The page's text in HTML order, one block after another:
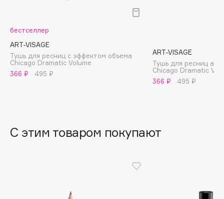
Babor
Baffy
Balmain Hair Couture
ЭКСКЛЮЗИВ
Banderas
Beauty Pati
бестселлер
ART-VISAGE
Тушь для ресниц с эффектом объема
Chicago Dramatic Volume
366 ₽
495 ₽
ART-VISAGE
Тушь для ресниц
Chicago Dramatic
366 ₽
495 ₽
С этим товаром покупают